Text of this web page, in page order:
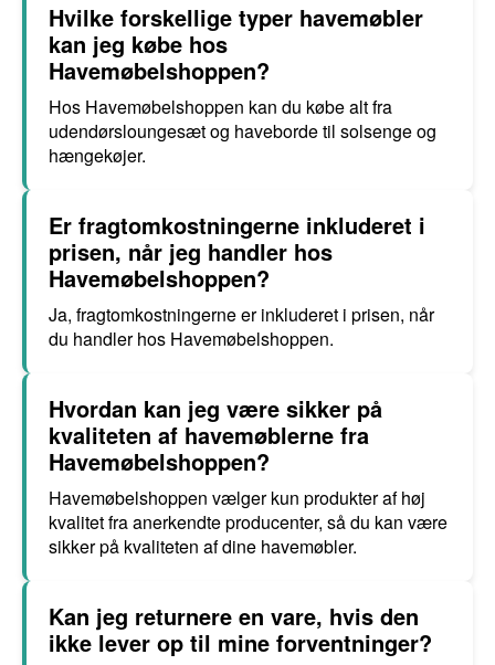
Hvilke forskellige typer havemøbler
kan jeg købe hos
Havemøbelshoppen?
Hos Havemøbelshoppen kan du købe alt fra
udendørsloungesæt og haveborde til solsenge og
hængekøjer.
Er fragtomkostningerne inkluderet i
prisen, når jeg handler hos
Havemøbelshoppen?
Ja, fragtomkostningerne er inkluderet i prisen, når
du handler hos Havemøbelshoppen.
Hvordan kan jeg være sikker på
kvaliteten af havemøblerne fra
Havemøbelshoppen?
Havemøbelshoppen vælger kun produkter af høj
kvalitet fra anerkendte producenter, så du kan være
sikker på kvaliteten af dine havemøbler.
Kan jeg returnere en vare, hvis den
ikke lever op til mine forventninger?